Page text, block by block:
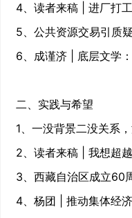
4、读者来稿 | 进厂打
5、公共资源交易引质
6、成谨济 | 底层文学
二、实践与希望
1、一没背景二没关系
2、读者来稿 | 我想超
3、西藏自治区成立60
4、杨团 | 推动集体经